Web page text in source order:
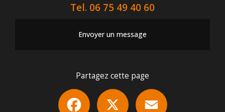
Tel. 06 75 49 40 60
Envoyer un message
Partagez cette page
Facebook